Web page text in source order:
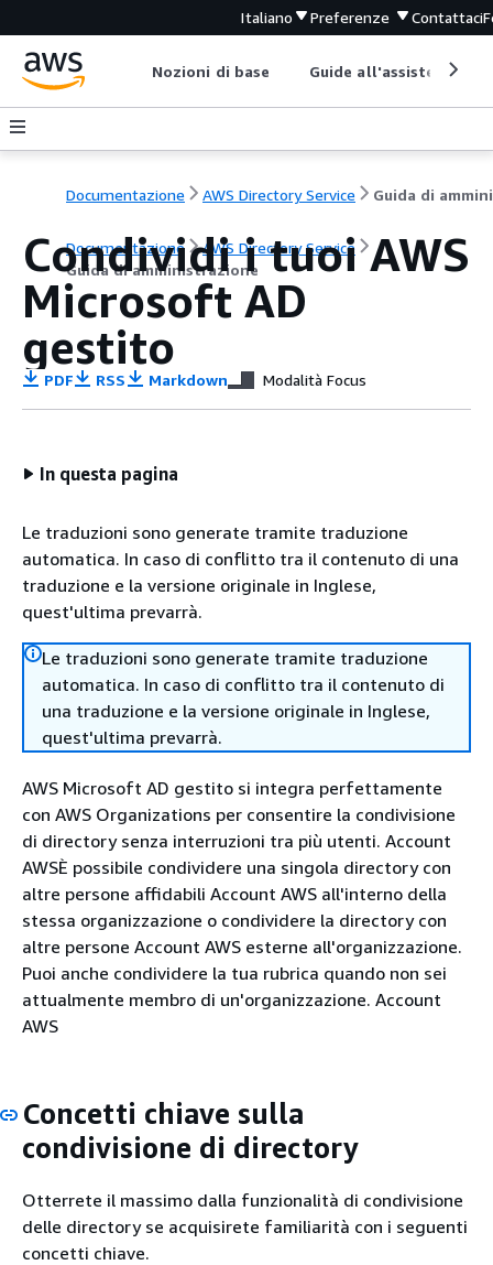
Italiano Preferenze Contattaci
Nozioni di base Guide all'assistenza
Documentazione AWS Directory Service
Documentazione
AWS Directory Service
Guida di amministrazione
Condividi i tuoi AWS
Microsoft AD
gestito
PDF RSS Markdown Modalità Focus
In questa pagina
Le traduzioni sono generate tramite traduzione
automatica. In caso di conflitto tra il contenuto di una
traduzione e la versione originale in Inglese,
quest'ultima prevarrà.
Le traduzioni sono generate tramite traduzione
automatica. In caso di conflitto tra il contenuto di
una traduzione e la versione originale in Inglese,
quest'ultima prevarrà.
AWS Microsoft AD gestito si integra perfettamente
con AWS Organizations per consentire la condivisione
di directory senza interruzioni tra più utenti. Account
AWSÈ possibile condividere una singola directory con
altre persone affidabili Account AWS all'interno della
stessa organizzazione o condividere la directory con
altre persone Account AWS esterne all'organizzazione.
Puoi anche condividere la tua rubrica quando non sei
attualmente membro di un'organizzazione. Account
AWS
Concetti chiave sulla
condivisione di directory
Otterrete il massimo dalla funzionalità di condivisione
delle directory se acquisirete familiarità con i seguenti
concetti chiave.